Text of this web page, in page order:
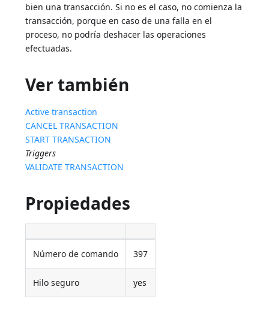
bien una transacción. Si no es el caso, no comienza la
transacción, porque en caso de una falla en el
proceso, no podría deshacer las operaciones
efectuadas.
Ver también
Active transaction
CANCEL TRANSACTION
START TRANSACTION
Triggers
VALIDATE TRANSACTION
Propiedades
Número de comando 397
Hilo seguro yes